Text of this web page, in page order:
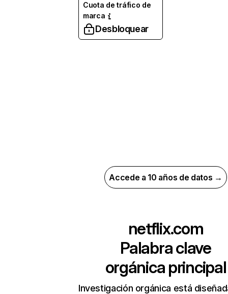
Cuota de tráfico de
marca
Desbloquear
Accede a 10 años de datos →
netflix.com
Palabra clave
orgánica principal
Investigación orgánica está